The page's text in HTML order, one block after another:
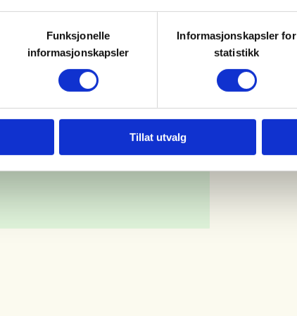
Funksjonelle
informasjonskapsler
Informasjonskapsler for
statistikk
Tillat utvalg